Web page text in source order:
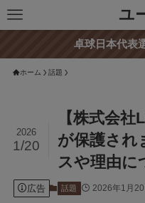
ユ
卓球日本代表
ホーム 話題
【株式会
が保護され
スや理由に
2026
1/20
広告 話題 2026年1月20